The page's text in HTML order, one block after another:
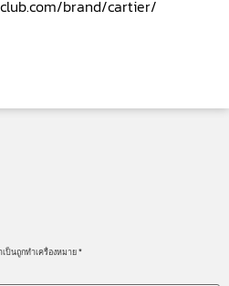
brand/cartier/
ป็นถูกทำเครื่องหมาย*